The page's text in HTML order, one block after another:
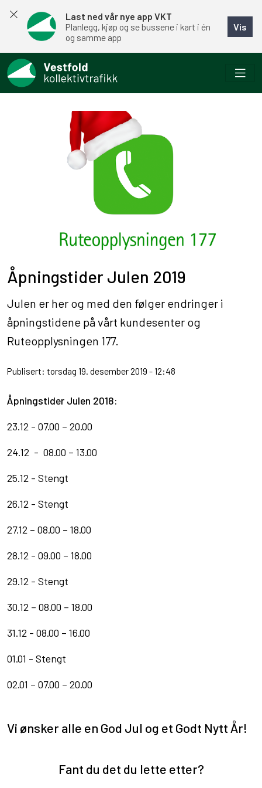
Last ned vår nye app VKT
Planlegg, kjøp og se bussene i kart i én
og samme app
Vis
Åpningstider Julen 2019
Julen er her og med den følger endringer i
åpningstidene på vårt kundesenter og
Ruteopplysningen 177.
Publisert: torsdag 19. desember 2019 - 12:48
Åpningstider Julen 2018:
23.12 - 07.00 – 20.00
24.12 - 08.00 – 13.00
25.12 - Stengt
26.12 - Stengt
27.12 – 08.00 – 18.00
28.12 - 09.00 – 18.00
29.12 - Stengt
30.12 – 08.00 – 18.00
31.12 - 08.00 – 16.00
01.01 - Stengt
02.01 – 07.00 – 20.00
Vi ønsker alle en God Jul og et Godt Nytt År!
Fant du det du lette etter?